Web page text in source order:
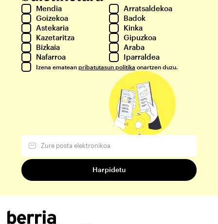
Mendia
Arratsaldekoa
Goizekoa
Badok
Astekaria
Kinka
Kazetaritza
Gipuzkoa
Bizkaia
Araba
Nafarroa
Iparraldea
Izena ematean pribatutasun politika onartzen duzu.